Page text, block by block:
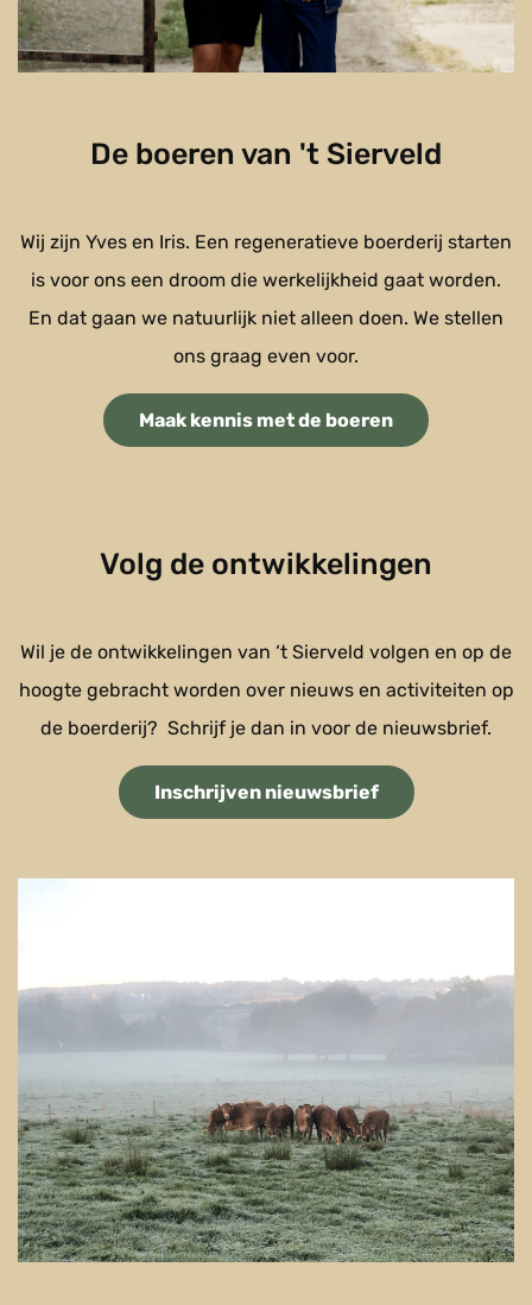
De boeren van 't Sierveld
Wij zijn Yves en Iris. Een regeneratieve boerderij starten
is voor ons een droom die werkelijkheid gaat worden.
En dat gaan we natuurlijk niet alleen doen. We stellen
ons graag even voor.
Maak kennis met de boeren
Volg de ontwikkelingen
Wil je de ontwikkelingen van ‘t Sierveld volgen en op de
hoogte gebracht worden over nieuws en activiteiten op
de boerderij? Schrijf je dan in voor de nieuwsbrief.
Inschrijven nieuwsbrief